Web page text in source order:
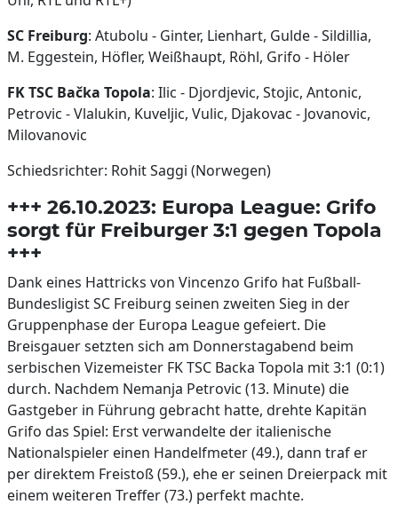
SC Freiburg: Atubolu - Ginter, Lienhart, Gulde - Sildillia,
M. Eggestein, Höfler, Weißhaupt, Röhl, Grifo - Höler
FK TSC Bačka Topola: Ilic - Djordjevic, Stojic, Antonic,
Petrovic - Vlalukin, Kuveljic, Vulic, Djakovac - Jovanovic,
Milovanovic
Schiedsrichter: Rohit Saggi (Norwegen)
+++ 26.10.2023: Europa League: Grifo
sorgt für Freiburger 3:1 gegen Topola
+++
Dank eines Hattricks von Vincenzo Grifo hat Fußball-
Bundesligist SC Freiburg seinen zweiten Sieg in der
Gruppenphase der Europa League gefeiert. Die
Breisgauer setzten sich am Donnerstagabend beim
serbischen Vizemeister FK TSC Backa Topola mit 3:1 (0:1)
durch. Nachdem Nemanja Petrovic (13. Minute) die
Gastgeber in Führung gebracht hatte, drehte Kapitän
Grifo das Spiel: Erst verwandelte der italienische
Nationalspieler einen Handelfmeter (49.), dann traf er
per direktem Freistoß (59.), ehe er seinen Dreierpack mit
einem weiteren Treffer (73.) perfekt machte.